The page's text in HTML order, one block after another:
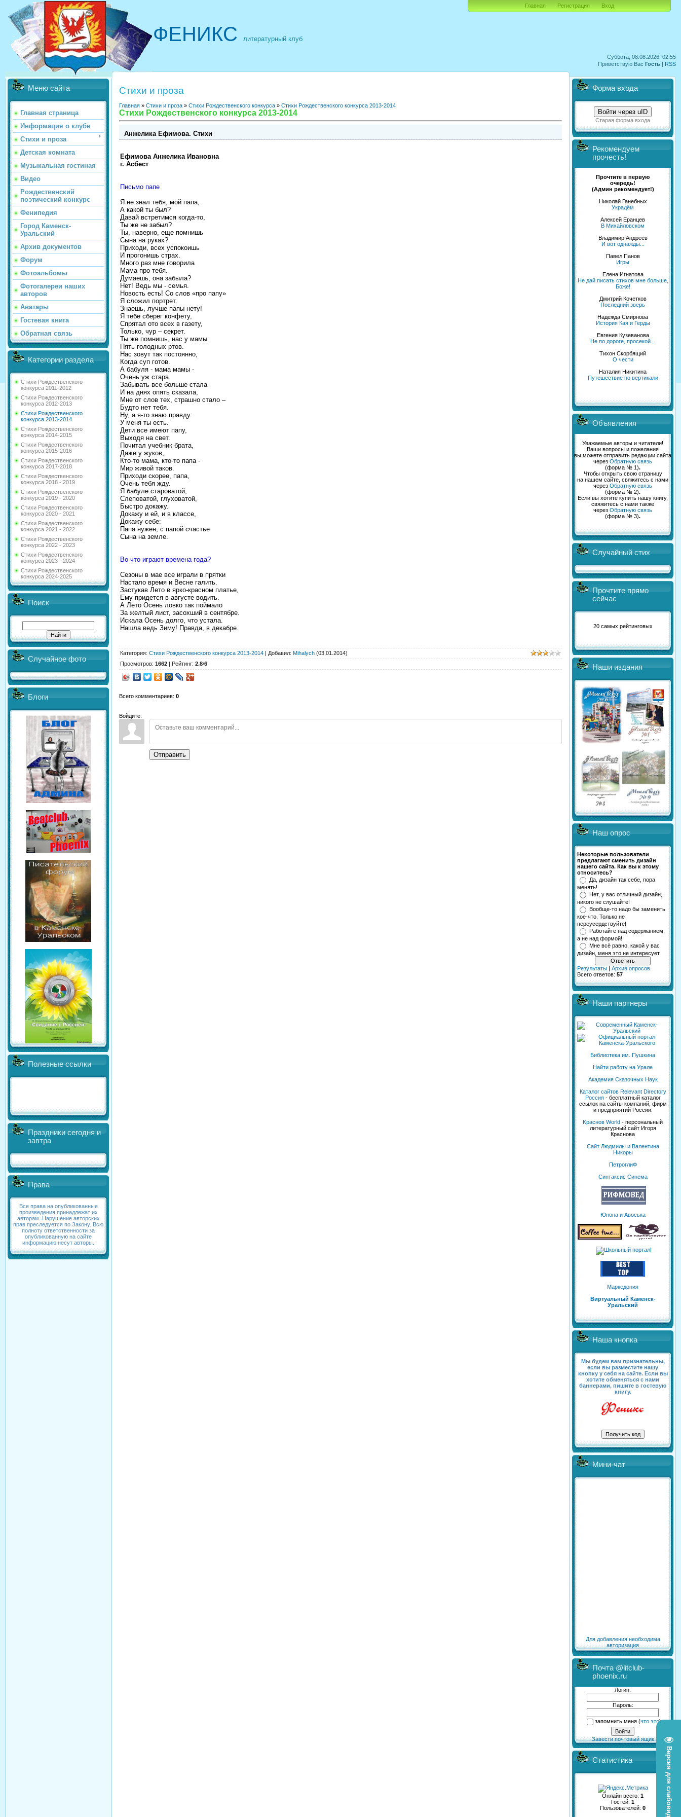
Версия для слабовидящих
Суббота, 08.08.2026, 02:55
Приветствую Вас Гость | RSS
ФЕНИКС литературный клуб
Главная Регистрация Вход
Меню сайта
Главная страница
Информация о клубе
Стихи и проза
Детская комната
Музыкальная гостиная
Видео
Рождественский
поэтический конкурс
Фенипедия
Город Каменск-
Уральский
Архив документов
Форум
Фотоальбомы
Фотогалереи наших
авторов
Аватары
Гостевая книга
Обратная связь
Категории раздела
Стихи Рождественского
конкурса 2011-2012
Стихи Рождественского
конкурса 2012-2013
Стихи Рождественского
конкурса 2013-2014
Стихи Рождественского
конкурса 2014-2015
Стихи Рождественского
конкурса 2015-2016
Стихи Рождественского
конкурса 2017-2018
Стихи Рождественского
конкурса 2018 - 2019
Стихи Рождественского
конкурса 2019 - 2020
Стихи Рождественского
конкурса 2020 - 2021
Стихи Рождественского
конкурса 2021 - 2022
Стихи Рождественского
конкурса 2022 - 2023
Стихи Рождественского
конкурса 2023 - 2024
Стихи Рождественского
конкурса 2024-2025
Поиск
Случайное фото
Блоги
Полезные ссылки
Праздники сегодня и
завтра
Права
Все права на опубликованные
произведения принадлежат их
авторам. Нарушение авторских
прав преследуется по Закону. Всю
полноту ответственности за
опубликованную на сайте
информацию несут авторы.
Стихи и проза
Главная » Стихи и проза » Стихи Рождественского конкурса » Стихи Рождественского конкурса 2013-2014
Стихи Рождественского конкурса 2013-2014
Анжелика Ефимова. Стихи
Ефимова Анжелика Ивановна
г. Асбест
Письмо папе
Я не знал тебя, мой папа,
А какой ты был?
Давай встретимся когда-то,
Ты же не забыл?
Ты, наверно, еще помнишь
Сына на руках?
Приходи, всех успокоишь
И прогонишь страх.
Много раз мне говорила
Мама про тебя.
Думаешь, она забыла?
Нет! Ведь мы - семья.
Новость есть! Со слов «про папу»
Я сложил портрет.
Знаешь, лучше папы нету!
Я тебе сберег конфету,
Спрятал ото всех в газету,
Только, чур – секрет.
Ты же помнишь, нас у мамы
Пять голодных ртов.
Нас зовут так постоянно,
Когда суп готов.
А бабуля - мама мамы -
Очень уж стара.
Забывать все больше стала
И на днях опять сказала,
Мне от слов тех, страшно стало –
Будто нет тебя.
Ну, а я-то знаю правду:
У меня ты есть.
Дети все имеют папу,
Выходя на свет.
Почитал учебник брата,
Даже у жуков,
Кто-то мама, кто-то папа -
Мир живой таков.
Приходи скорее, папа,
Очень тебя жду.
Я бабуле староватой,
Слеповатой, глуховатой,
Быстро докажу.
Докажу и ей, и в классе,
Докажу себе:
Папа нужен, с папой счастье
Сына на земле.
Во что играют времена года?
Сезоны в мае все играли в прятки
Настало время и Весне галить.
Застукав Лето в ярко-красном платье,
Ему придется в августе водить.
А Лето Осень ловко так поймало
За желтый лист, засохший в сентябре.
Искала Осень долго, что устала.
Нашла ведь Зиму! Правда, в декабре.
Категория: Стихи Рождественского конкурса 2013-2014 | Добавил: Mihalych (03.01.2014)
Просмотров: 1662 | Рейтинг: 2.8/6
Всего комментариев: 0
Войдите:
Отправить
Форма входа
Войти через uID
Старая форма входа
Рекомендуем
прочесть!
Прочтите в первую
очередь!
(Админ рекомендует!)
Николай Ганебных
Украдём
Алексей Еранцев
В Михайловском
Владимир Андреев
И вот однажды...
Павел Панов
Игры
Елена Игнатова
Не дай писать стихов мне больше,
Боже!
Дмитрий Кочетков
Последний зверь
Надежда Смирнова
История Кая и Герды
Евгения Кузеванова
Не по дороге, просекой...
Тихон Скорбящий
О чести
Наталия Никитина
Путешествие по вертикали
Объявления
Уважаемые авторы и читатели!
Ваши вопросы и пожелания
вы можете отправить редакции сайта
через Обратную связь
(форма № 1).
Чтобы открыть свою страницу
на нашем сайте, свяжитесь с нами
через Обратную связь
(форма № 2).
Если вы хотите купить нашу книгу,
свяжитесь с нами также
через Обратную связь
(форма № 3).
Случайный стих
Прочтите прямо
сейчас
20 самых рейтинговых
Наши издания
Наш опрос
Некоторые пользователи
предлагают сменить дизайн
нашего сайта. Как вы к этому
относитесь?
Да, дизайн так себе, пора
менять!
Нет, у вас отличный дизайн,
никого не слушайте!
Вообще-то надо бы заменить
кое-что. Только не
переусердствуйте!
Работайте над содержанием,
а не над формой!
Мне всё равно, какой у вас
дизайн, меня это не интересует.
Результаты | Архив опросов
Всего ответов: 57
Наши партнеры
Библиотека им. Пушкина
Найти работу на Урале
Академия Сказочных Наук
Каталог сайтов Relevant Directory
Россия- бесплатный каталог
ссылок на сайты компаний, фирм
и предприятий России.
Kраснов World - персональный
литературный сайт Игоря
Краснова
Сайт Людмилы и Валентина
Никоры
ПетроглиФ
Синтаксис Синема
Юнона и Авоська
Маркедония
Виртуальный Каменск-
Уральский
Наша кнопка
Мы будем вам признательны,
если вы разместите нашу
кнопку у себя на сайте. Если вы
хотите обменяться с нами
баннерами, пишите в гостевую
книгу.
Мини-чат
Для добавления необходима
авторизация
Почта @litclub-
phoenix.ru
Логин:
Пароль:
запомнить меня(что это)
Завести почтовый ящик
Статистика
Онлайн всего: 1
Гостей: 1
Пользователей: 0